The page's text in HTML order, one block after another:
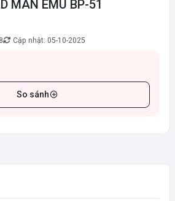
MAN EMU BP-51
Cập nhật: 05-10-2025
So sánh